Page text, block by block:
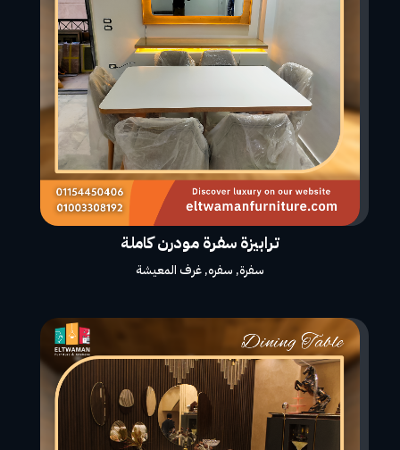
ترابيزة سفرة مودرن كاملة
سفرة,سفره,غرف المعيشة